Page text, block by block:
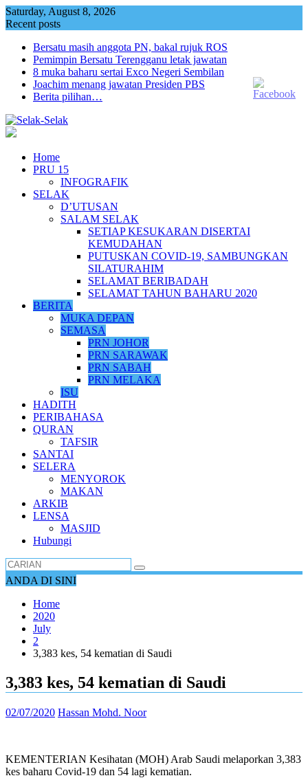
Skip
to
Saturday, August 8, 2026
Recent posts
Bersatu masih anggota PN, bakal rujuk ROS
Pemimpin Bersatu Terengganu letak jawatan
8 muka baharu sertai Exco Negeri Sembilan
Joachim menang jawatan Presiden PBS
Berita pilihan…
Home
PRU 15
INFOGRAFIK
SELAK
D’UTUSAN
SALAM SELAK
SETIAP KESUKARAN DISERTAI
KEMUDAHAN
PUTUSKAN COVID-19, SAMBUNGKAN
SILATURAHIM
SELAMAT BERIBADAH
SELAMAT TAHUN BAHARU 2020
BERITA
MUKA DEPAN
SEMASA
PRN JOHOR
PRN SARAWAK
PRN SABAH
PRN MELAKA
ISU
HADITH
PERIBAHASA
QURAN
TAFSIR
SANTAI
SELERA
MENYOROK
MAKAN
ARKIB
LENSA
MASJID
Hubungi
ANDA DI SINI
Home
2020
July
2
3,383 kes, 54 kematian di Saudi
3,383 kes, 54 kematian di Saudi
02/07/2020 Hassan Mohd. Noor
KEMENTERIAN Kesihatan (MOH) Arab Saudi melaporkan 3,383
kes baharu Covid-19 dan 54 lagi kematian.